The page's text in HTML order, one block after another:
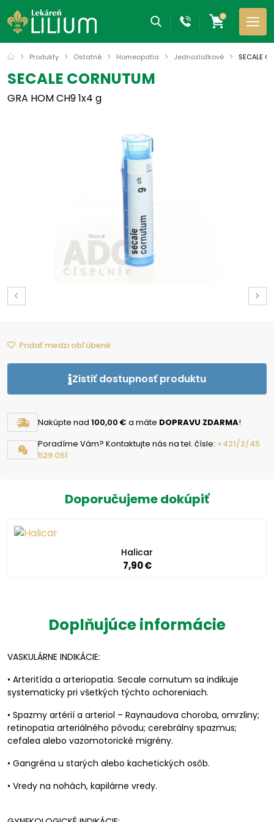
0
Produkty Ostatné Homeopatia Jednozložkové SECALE
SECALE CORNUTUM
GRA HOM CH9 1x4 g
Pridať medzi obľúbené
Zistiť dostupnosť produktu
Nakúpte nad 100,00 € a máte DOPRAVU ZDARMA!
Poradíme Vám? Kontaktujte nás na tel. čísle: +421/2/45
529 051
Doporučujeme dokúpiť
Halicar
7,90 €
Doplňujúce informácie
VASKULÁRNE INDIKÁCIE:
• Arteritída a arteriopatia. Secale cornutum sa indikuje
systematicky pri všetkých týchto ochoreniach.
• Spazmy artérií a arteriol – Raynaudova choroba, omrzliny;
retinopatia arteriálného pôvodu; cerebrálny spazmus;
cefalea alebo vazomotorické migrény.
• Gangréna u starých alebo kachetických osôb.
• Vredy na nohách, kapilárne vredy.